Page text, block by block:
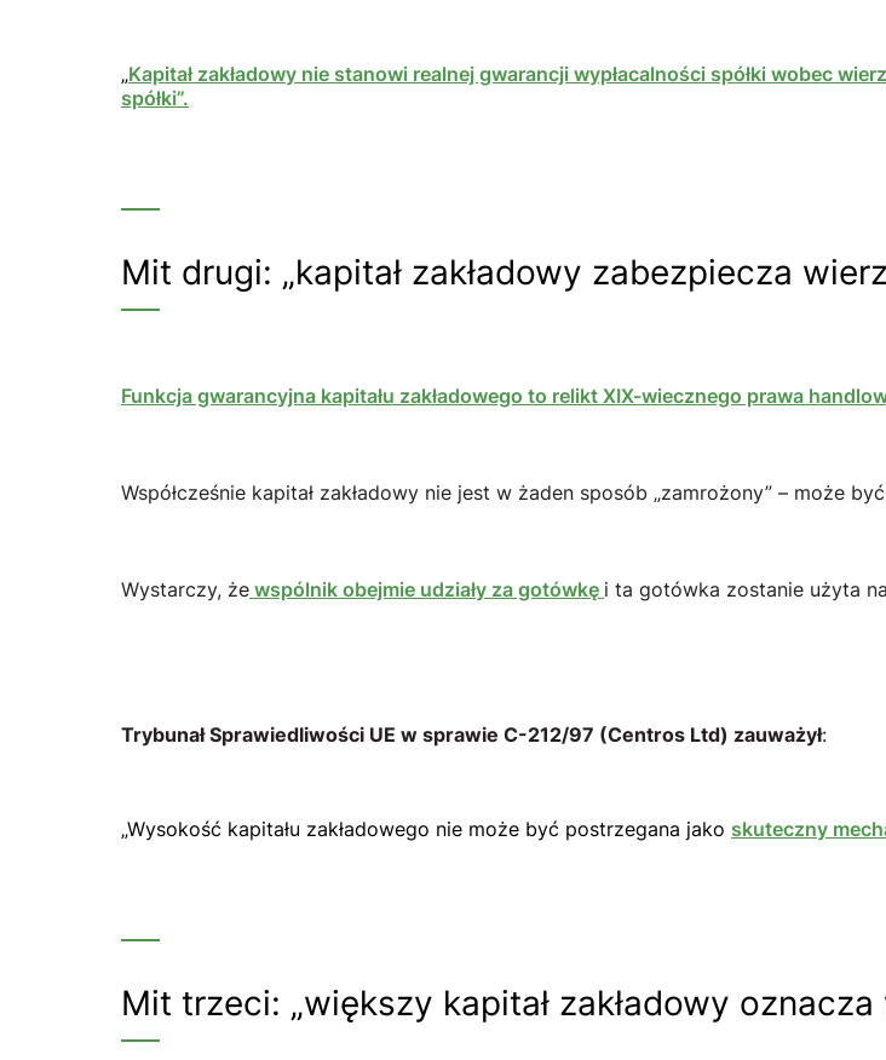
„Kapitał zakładowy nie stanowi realnej gwarancji wypłacalności spółki wobec
spółki”.
Mit drugi: „kapitał zakładowy zabezpiecza
Funkcja gwarancyjna kapitału zakładowego to relikt XIX-wiecznego prawa
Współcześnie kapitał zakładowy nie jest w żaden sposób „zamrożony” – może
Wystarczy, że wspólnik obejmie udziały za gotówkę i ta gotówka zostanie użyta
Trybunał Sprawiedliwości UE w sprawie C-212/97 (Centros Ltd) zauważył:
„Wysokość kapitału zakładowego nie może być postrzegana jako skuteczny
Mit trzeci: „większy kapitał zakładowy